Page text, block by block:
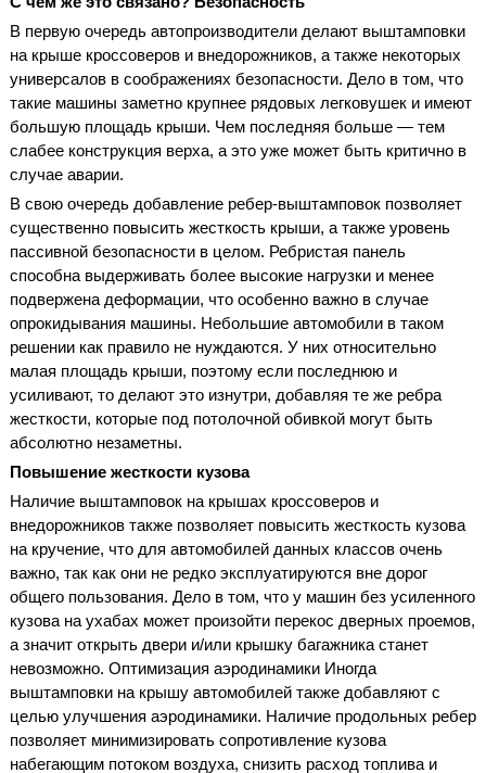
В первую очередь автопроизводители делают выштамповки
на крыше кроссоверов и внедорожников, а также некоторых
универсалов в соображениях безопасности. Дело в том, что
такие машины заметно крупнее рядовых легковушек и имеют
большую площадь крыши. Чем последняя больше — тем
слабее конструкция верха, а это уже может быть критично в
случае аварии.
В свою очередь добавление ребер-выштамповок позволяет
существенно повысить жесткость крыши, а также уровень
пассивной безопасности в целом. Ребристая панель
способна выдерживать более высокие нагрузки и менее
подвержена деформации, что особенно важно в случае
опрокидывания машины. Небольшие автомобили в таком
решении как правило не нуждаются. У них относительно
малая площадь крыши, поэтому если последнюю и
усиливают, то делают это изнутри, добавляя те же ребра
жесткости, которые под потолочной обивкой могут быть
абсолютно незаметны.
Повышение жесткости кузова
Наличие выштамповок на крышах кроссоверов и
внедорожников также позволяет повысить жесткость кузова
на кручение, что для автомобилей данных классов очень
важно, так как они не редко эксплуатируются вне дорог
общего пользования. Дело в том, что у машин без усиленного
кузова на ухабах может произойти перекос дверных проемов,
а значит открыть двери и/или крышку багажника станет
невозможно. Оптимизация аэродинамики Иногда
выштамповки на крышу автомобилей также добавляют с
целью улучшения аэродинамики. Наличие продольных ребер
позволяет минимизировать сопротивление кузова
набегающим потоком воздуха, снизить расход топлива и